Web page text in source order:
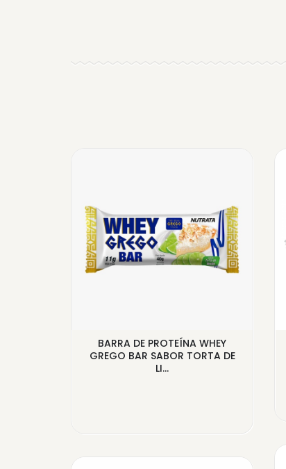
BARRA DE PROTEÍNA WHEY
GREGO BAR SABOR TORTA DE
LI...